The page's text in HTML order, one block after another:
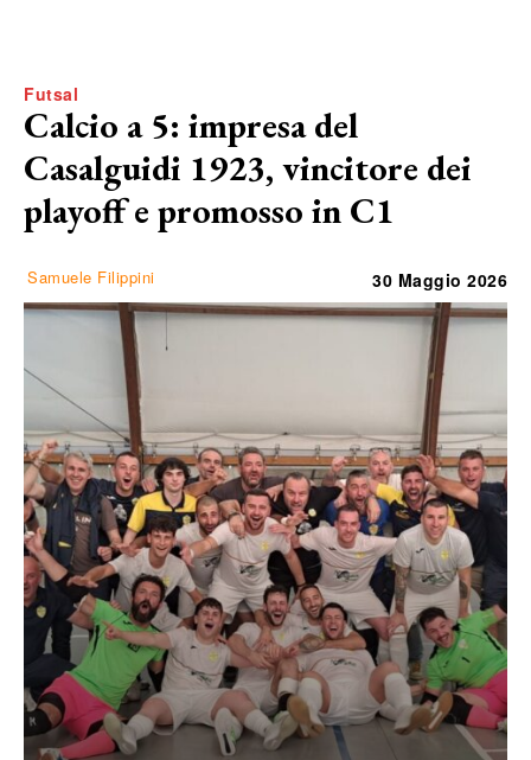
Futsal
Calcio a 5: impresa del
Casalguidi 1923, vincitore dei
playoff e promosso in C1
Samuele Filippini 30 Maggio 2026